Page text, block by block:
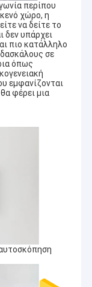
περίπου
χώρο, η
να δείτε το
δεν υπάρχει
πιο κατάλληλο
σε
όπως
εμφανίζονται
φέρει μια
το
αφιερωθεί στην
OEM/ODM
και η
μιας στάσης